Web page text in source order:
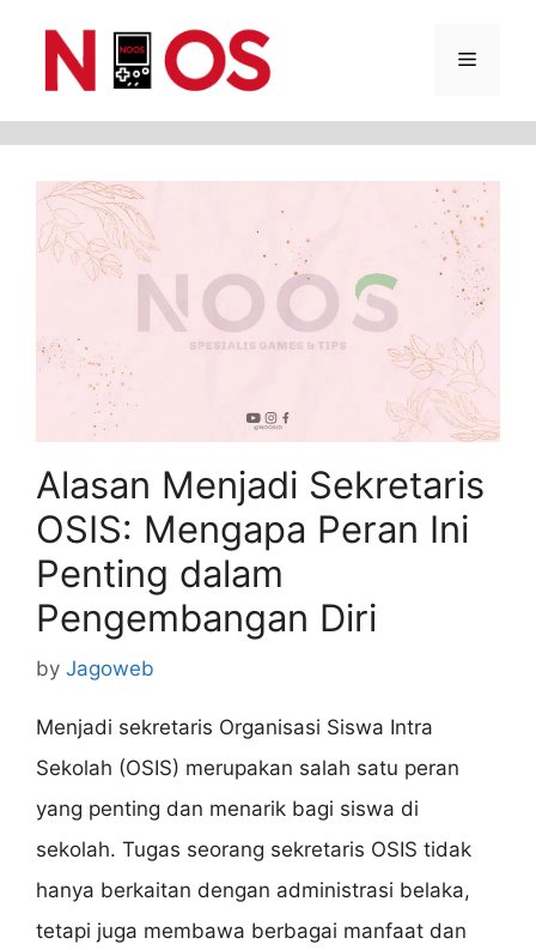
Menu
Alasan Menjadi Sekretaris
OSIS: Mengapa Peran Ini
Penting dalam
Pengembangan Diri
by Jagoweb
Menjadi sekretaris Organisasi Siswa Intra
Sekolah (OSIS) merupakan salah satu peran
yang penting dan menarik bagi siswa di
sekolah. Tugas seorang sekretaris OSIS tidak
hanya berkaitan dengan administrasi belaka,
tetapi juga membawa berbagai manfaat dan